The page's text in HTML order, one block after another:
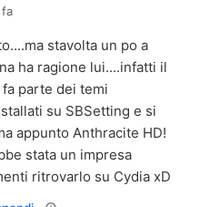
stavolta un po a
ha ragione lui....infatti il
fa parte dei temi
su SBSetting e si
appunto Anthracite HD!
stata un impresa
ritrovarlo su Cydia xD